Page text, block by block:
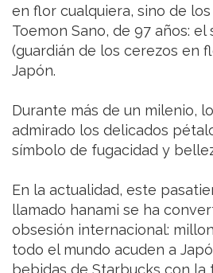
en flor cualquiera, sino de
Toemon Sano, de 97 años: el
(guardián de los cerezos en
Japón.
Durante más de un milenio,
admirado los delicados
símbolo de fugacidad y
En la actualidad, este
llamado hanami se ha
obsesión internacional:
todo el mundo acuden a
bebidas de Starbucks con la